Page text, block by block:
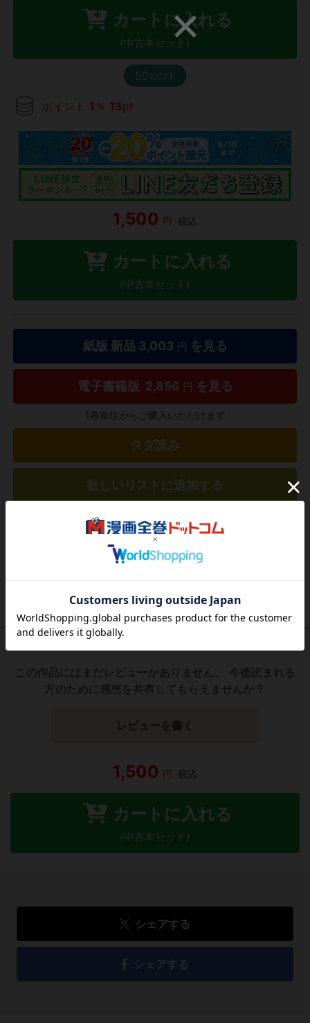
カートに入れる
(中古本セット)
50%OFF
ポイント 1 ％ 13pt
1,500 円 税込
カートに入れる
(中古本セット)
紙版 新品 3,003 円 を見る
電子書籍版 2,856 円 を見る
1巻単位からご購入いただけます
タダ読み
欲しいリストに追加する
作品レビュー （関連商品を含む）
この作品にはまだレビューがありません。 今後読まれる
方のために感想を共有してもらえませんか？
レビューを書く
1,500 円 税込
カートに入れる
(中古本セット)
シェアする
シェアする